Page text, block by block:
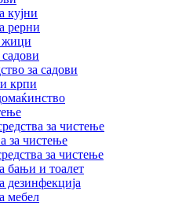
кујни
рерни
жици
за садови
крпи
за чистење
за чистење
за чистење
бањи и тоалет
дезинфекција
мебел